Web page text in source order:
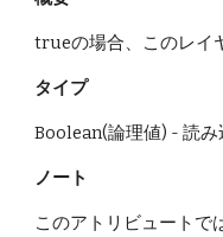
trueの場合、このレイ
タイプ
Boolean(論理値) - 読
ノート
このアトリビュートで